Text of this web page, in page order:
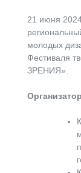
21 июня
молодых
Фестиваля
ЗРЕНИЯ».